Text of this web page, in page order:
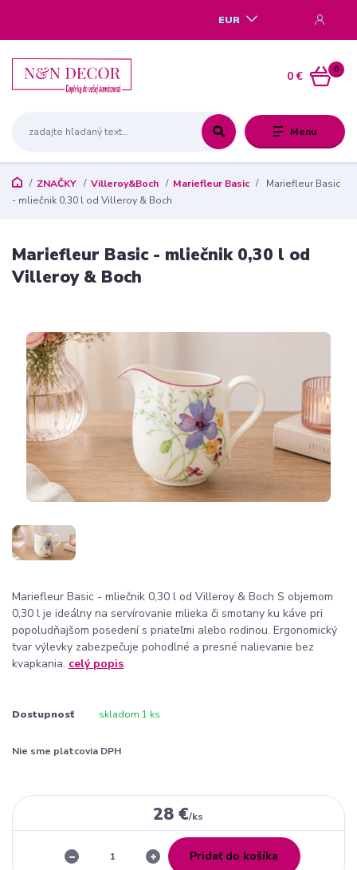
Menu
EUR
0
0 €
ZNAČKY Villeroy&Boch Mariefleur Basic
Mariefleur Basic
- mliečnik 0,30 l od Villeroy & Boch
Mariefleur Basic - mliečnik 0,30 l od
Villeroy & Boch
Mariefleur Basic - mliečnik 0,30 l od Villeroy & Boch S objemom
0,30 l je ideálny na servírovanie mlieka či smotany ku káve pri
popoludňajšom posedení s priateľmi alebo rodinou. Ergonomický
tvar výlevky zabezpečuje pohodlné a presné nalievanie bez
kvapkania. celý popis
Dostupnosť skladom 1 ks
Nie sme platcovia DPH
28 €/ks
Pridať do košíka